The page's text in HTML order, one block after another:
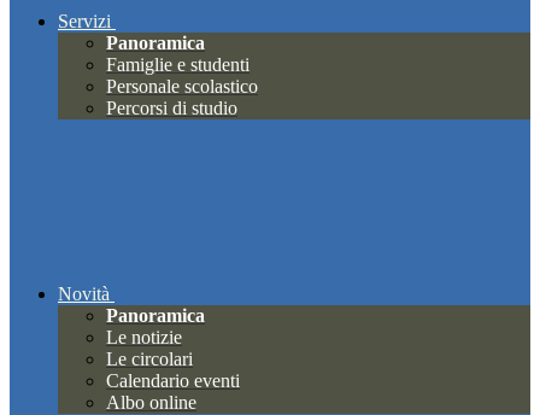
Servizi
Panoramica
Famiglie e studenti
Personale scolastico
Percorsi di studio
Novità
Panoramica
Le notizie
Le circolari
Calendario eventi
Albo online